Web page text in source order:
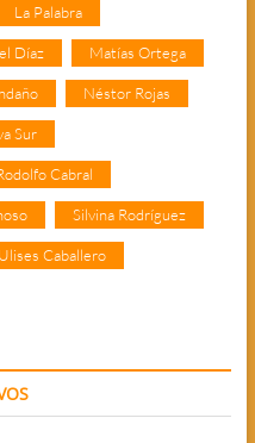
La Palabra
Díaz Matías Ortega
Néstor Rojas
Sur
Cabral
Silvina Rodríguez
Ulises Caballero